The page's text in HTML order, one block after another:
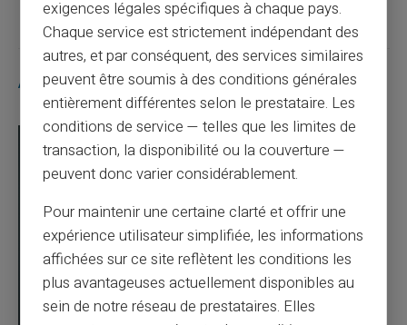
Articles similaires
exigences légales spécifiques à chaque pays.
Chaque service est strictement indépendant des
autres, et par conséquent, des services similaires
peuvent être soumis à des conditions générales
entièrement différentes selon le prestataire. Les
conditions de service — telles que les limites de
transaction, la disponibilité ou la couverture —
peuvent donc varier considérablement.
Pour maintenir une certaine clarté et offrir une
expérience utilisateur simplifiée, les informations
affichées sur ce site reflètent les conditions les
plus avantageuses actuellement disponibles au
sein de notre réseau de prestataires. Elles